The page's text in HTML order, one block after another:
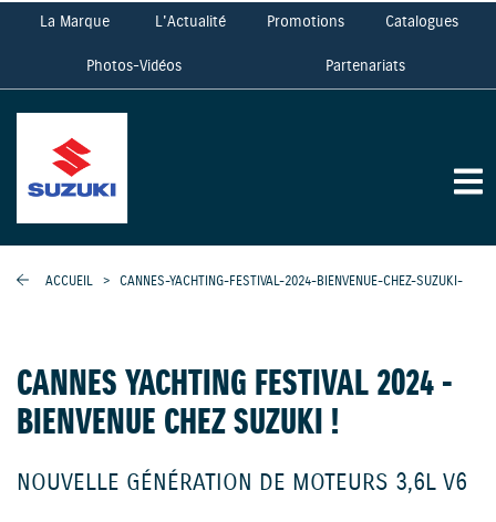
La Marque L'Actualité Promotions Catalogues
Photos-Vidéos Partenariats
ACCUEIL > CANNES-YACHTING-FESTIVAL-2024-BIENVENUE-CHEZ-SUZUKI-
CANNES YACHTING FESTIVAL 2024 -
BIENVENUE CHEZ SUZUKI !
NOUVELLE GÉNÉRATION DE MOTEURS 3,6L V6